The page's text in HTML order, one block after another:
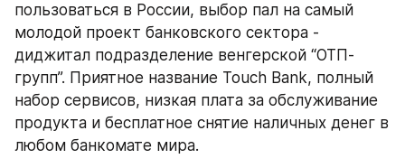
пользоваться в России, выбор пал на самый
молодой проект банковского сектора -
диджитал подразделение венгерской “ОТП-
групп”. Приятное название Touch Bank, полный
набор сервисов, низкая плата за обслуживание
продукта и бесплатное снятие наличных денег в
любом банкомате мира.